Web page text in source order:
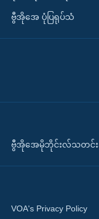
ဗွီအိုအေ ပုံပြရုပ်သံ
ဗွီအိုအေမိုဘိုင်းလ်သတင်း
VOA's Privacy Policy